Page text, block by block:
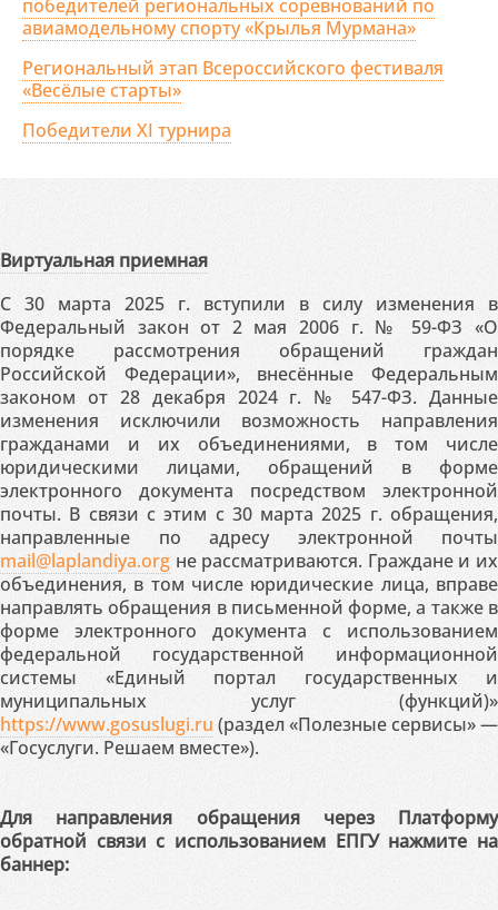
победителей региональных соревнований по
авиамодельному спорту «Крылья Мурмана»
Региональный этап Всероссийского фестиваля
«Весёлые старты»
Победители XI турнира
Виртуальная приемная
С 30 марта 2025 г. вступили в силу изменения в
Федеральный закон от 2 мая 2006 г. № 59-ФЗ «О
порядке рассмотрения обращений граждан
Российской Федерации», внесённые Федеральным
законом от 28 декабря 2024 г. № 547-ФЗ. Данные
изменения исключили возможность направления
гражданами и их объединениями, в том числе
юридическими лицами, обращений в форме
электронного документа посредством электронной
почты. В связи с этим с 30 марта 2025 г. обращения,
направленные по адресу электронной почты
mail@laplandiya.org не рассматриваются. Граждане и их
объединения, в том числе юридические лица, вправе
направлять обращения в письменной форме, а также в
форме электронного документа с использованием
федеральной государственной информационной
системы «Единый портал государственных и
муниципальных услуг (функций)»
https://www.gosuslugi.ru (раздел «Полезные сервисы» —
«Госуслуги. Решаем вместе»).
Для направления обращения через Платформу
обратной связи с использованием ЕПГУ нажмите на
баннер: